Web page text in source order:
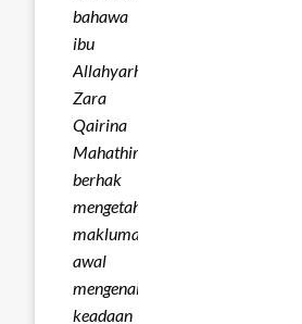
bahawa
ibu
Allahyarhamah
Zara
Qairina
Mahathir
berhak
mengetahui
maklumat
awal
mengenai
keadaan